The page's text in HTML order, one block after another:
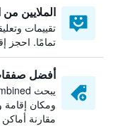
الملايين من
تقييمات
تمامًا. احجز
أفضل
ومكان
مقارنة أماكن